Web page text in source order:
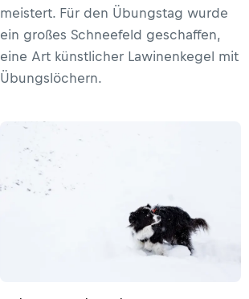
meistert. Für den Übungstag wurde
ein großes Schneefeld geschaffen,
eine Art künstlicher Lawinenkegel mit
Übungslöchern.